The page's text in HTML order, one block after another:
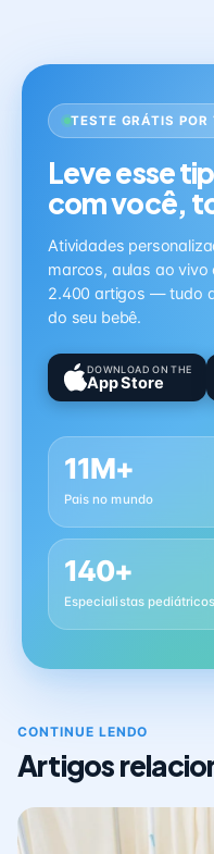
TESTE GRÁTIS POR
Leve esse
com você,
Atividades
marcos, aulas ao
2.400 artigos — tudo
do seu bebê.
DOWNLOAD ON THE
App Store
11M+
Pais no mundo
140+
Especialistas pediátricos
CONTINUE LENDO
Artigos